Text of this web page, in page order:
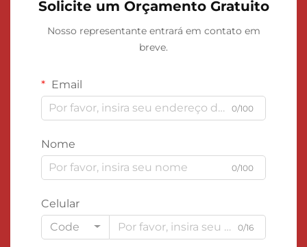
Solicite um Orçamento Gratuito
Nosso representante entrará em contato em
breve.
Email
0/100
Nome
0/100
Celular
Code
0/16